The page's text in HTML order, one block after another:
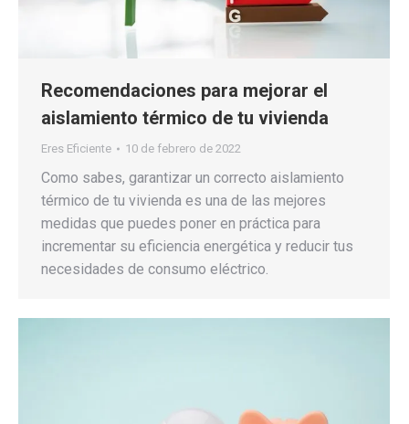
Recomendaciones para mejorar el
aislamiento térmico de tu vivienda
Eres Eficiente 10 de febrero de 2022
Como sabes, garantizar un correcto aislamiento
térmico de tu vivienda es una de las mejores
medidas que puedes poner en práctica para
incrementar su eficiencia energética y reducir tus
necesidades de consumo eléctrico.